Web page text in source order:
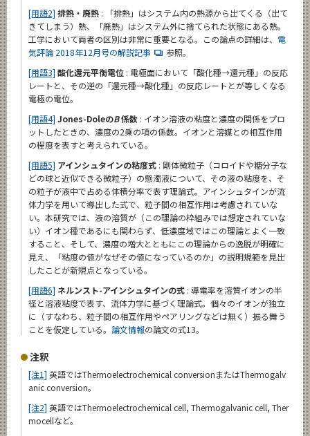
[用語2] 排熱・廃熱 : 「排熱」はシステム内の熱源から出てくる（出て
きてしまう）熱、「廃熱」はシステム外に捨てられた状態にある熱。
工学において両者の区別は非常に重要となる。この論点の詳細は、 電
気評論 2018年12月号の解説記事
参照。
[用語3] 酸化還元平衡電位 : 電極面において「酸化種→還元種」の反応
レートと、その逆の「還元種→酸化種」の反応レートとが等しくなる
電極の電位。
[用語4] Jones-DoleのB係数 : イオン溶液の粘度と濃度の関係をプロ
ットしたときの、濃度の2乗の項の係数。イオンと溶媒との相互作用
の程度を表すと考えられている。
[用語5] アインシュタインの粘度式 : 剛体微粒子（コロイドや糖分子な
どの球と近似できる微粒子）の懸濁液について、その液の粘度を、そ
の粒子が液中で占める体積分率で表す理論式。アインシュタインが流
体力学を用いて導出した式で、粒子間の相互作用は考慮されていな
い。本研究では、液の溶質が（この理論の枠組みでは想定されていな
い）イオン種であるにも関わらず、低濃度域ではこの理論とよく一致
すること、そして、濃度の増大とともにこの理論からの逸脱が明確に
見え、「粘度の値がなぜその値になっているのか」の説明規範を見出
したことが新規点となっている。
[用語6] ネルンスト-アインシュタインの式 : 導電率を溶質イオンの半
径と溶液粘度で表す、流体力学に基づく理論式。個々のイオンが独立
に（すなわち、粒子間の相互作用やペアリングなどは無く）振る舞う
ことを仮定している。 論文情報の論文の式13。
注釈
[注1] 英語ではThermoelectrochemical conversionまたはThermogalv
anic conversion。
[注2] 英語ではThermoelectrochemical cell, Thermogalvanic cell, Ther
mocellなど。